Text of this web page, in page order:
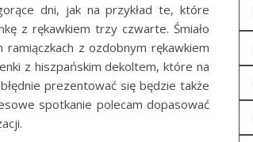
dni, jak na przykład te, które
z rękawkiem trzy czwarte. Śmiało
z ozdobnym rękawkiem
z hiszpańskim dekoltem, które na
prezentować się będzie także
spotkanie polecam dopasować